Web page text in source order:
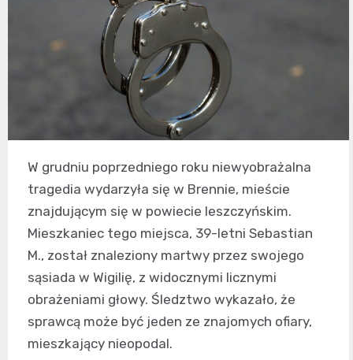
W grudniu poprzedniego roku niewyobrażalna
tragedia wydarzyła się w Brennie, mieście
znajdującym się w powiecie leszczyńskim.
Mieszkaniec tego miejsca, 39-letni Sebastian
M., został znaleziony martwy przez swojego
sąsiada w Wigilię, z widocznymi licznymi
obrażeniami głowy. Śledztwo wykazało, że
sprawcą może być jeden ze znajomych ofiary,
mieszkający nieopodal.